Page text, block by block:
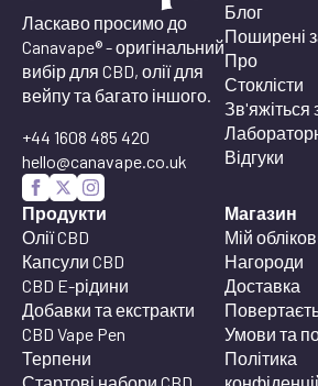
Ласкаво просимо до
Canavape® - оригінальний
вибір для CBD, олії для
вейпу та багато іншого.
+44 1608 485 420
hello@canavape.co.uk
Блог
Поширені
Про
Стоклісти
Зв'яжіться
Відгуки
Продукти
Олії CBD
Капсули CBD
CBD E-рідини
Добавки та екстракти
CBD Vape Pen
Терпени
Стартові набори CBD
Магазин
Мій
Нагороди
Доставка
Умови та
Політика